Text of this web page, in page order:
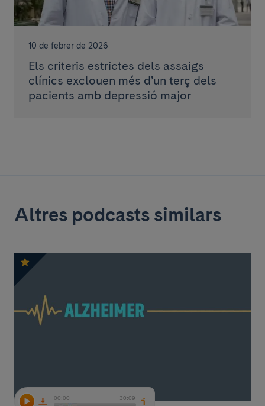
10 de febrer de 2026
Els criteris estrictes dels assaigs
clínics exclouen més d’un terç dels
pacients amb depressió major
Altres podcasts similars